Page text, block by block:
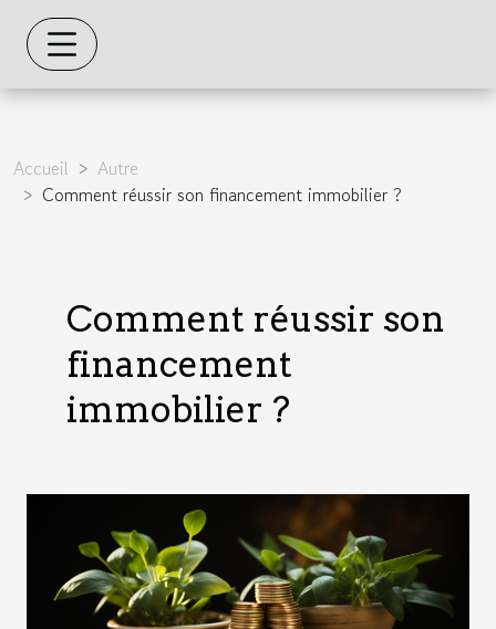
Accueil
Autre
Comment réussir son financement immobilier ?
Comment réussir son
financement
immobilier ?